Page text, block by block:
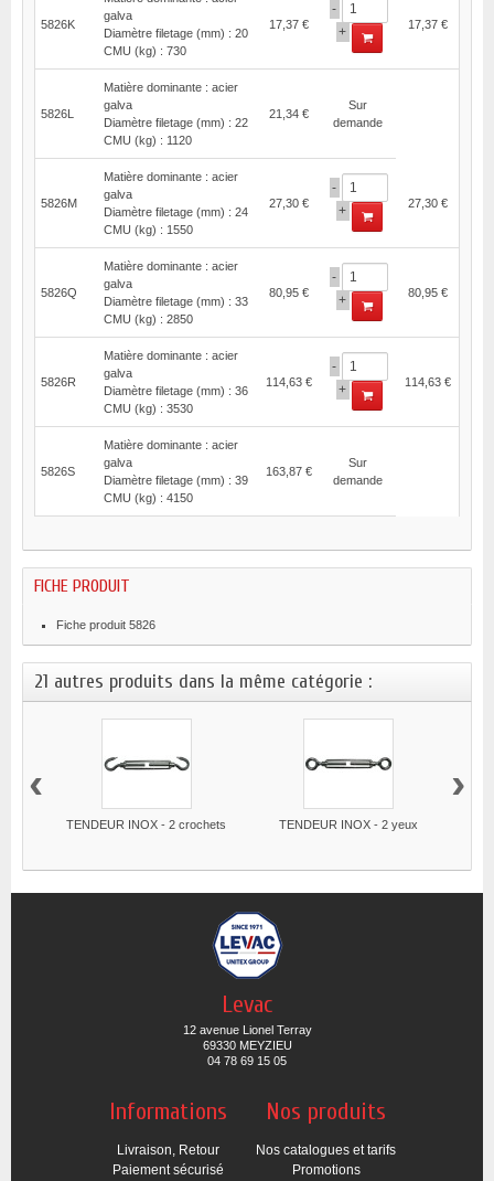
5826K
galva
Diamètre filetage (mm) : 20
CMU (kg) : 730
17,37 €
-
+
17,37 €
5826L
Matière dominante : acier
galva
Diamètre filetage (mm) : 22
CMU (kg) : 1120
21,34 €
Sur
demande
5826M
Matière dominante : acier
galva
Diamètre filetage (mm) : 24
CMU (kg) : 1550
27,30 €
-
+
27,30 €
5826Q
Matière dominante : acier
galva
Diamètre filetage (mm) : 33
CMU (kg) : 2850
80,95 €
-
+
80,95 €
5826R
Matière dominante : acier
galva
Diamètre filetage (mm) : 36
CMU (kg) : 3530
114,63 €
-
+
114,63 €
5826S
Matière dominante : acier
galva
Diamètre filetage (mm) : 39
CMU (kg) : 4150
163,87 €
Sur
demande
FICHE PRODUIT
Fiche produit 5826
21 autres produits dans la même catégorie :
TENDEUR INOX - 2 crochets TENDEUR INOX - 2 yeux
‹ ›
Levac
12 avenue Lionel Terray
69330 MEYZIEU
04 78 69 15 05
Informations
Livraison, Retour
Paiement sécurisé
Nos produits
Nos catalogues et tarifs
Promotions